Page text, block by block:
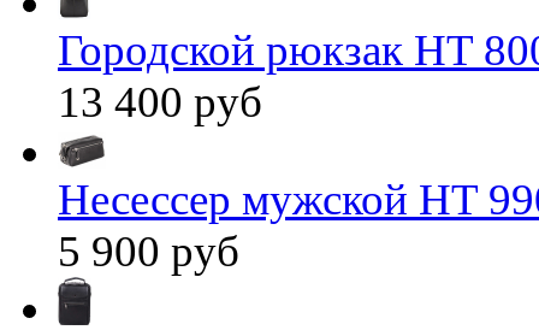
Городской рюкзак HT
13 400 руб
Несессер мужской HT
5 900 руб